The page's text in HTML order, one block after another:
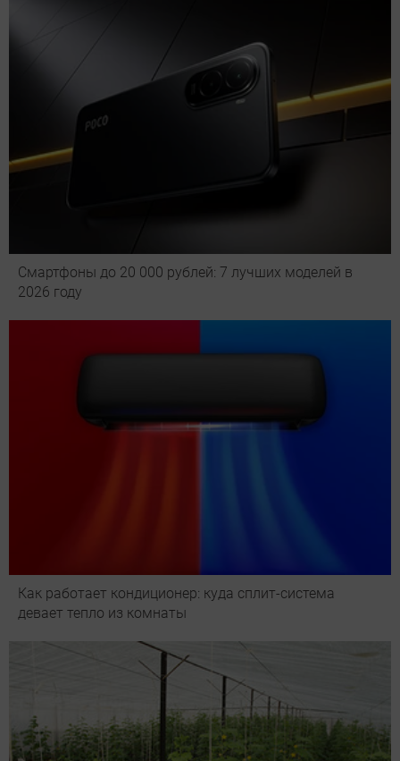
Смартфоны до 20 000 рублей: 7 лучших моделей в
2026 году
Как работает кондиционер: куда сплит-система
девает тепло из комнаты